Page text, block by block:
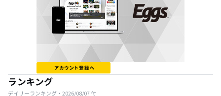
ランキング
デイリーランキング・ 2026/08/07付